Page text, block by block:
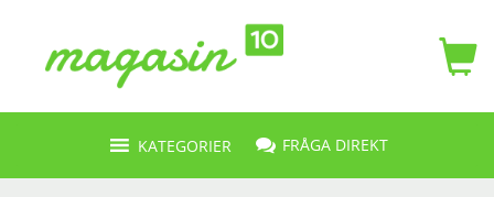
KATEGORIER FRÅGA DIREKT